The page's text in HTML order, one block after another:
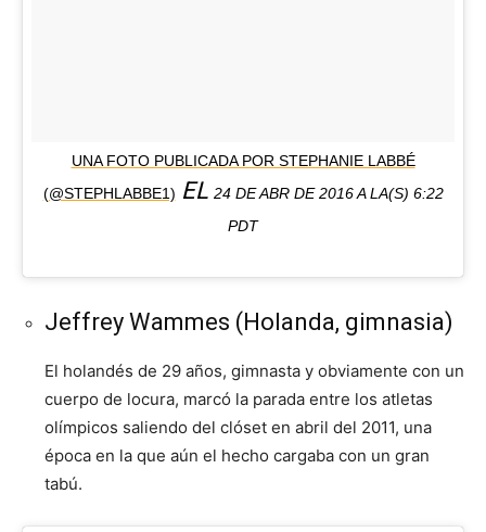
UNA FOTO PUBLICADA POR STEPHANIE LABBÉ
(@STEPHLABBE1) EL 24 DE ABR DE 2016 A LA(S) 6:22
PDT
Jeffrey Wammes (Holanda, gimnasia)
El holandés de 29 años, gimnasta y obviamente con un
cuerpo de locura, marcó la parada entre los atletas
olímpicos saliendo del clóset en abril del 2011, una
época en la que aún el hecho cargaba con un gran
tabú.